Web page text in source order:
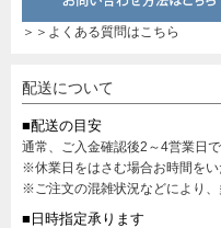
＞＞よくある質問はこちら
配送について
■配送の目安
通常、ご入金確認後2～4営業日
※休業日をはさむ場合お時間をい
※ご注文の混雑状況などにより、
■日時指定承ります